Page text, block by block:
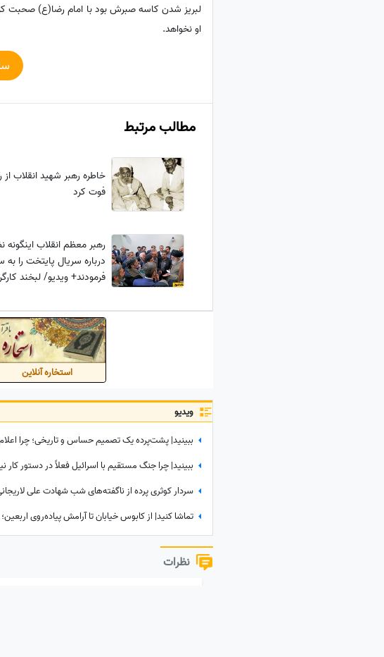
لبریز شدن کاسه صبرش بود با امام رضا(ع) صحبت
او نخواهد.
مطالب مرتبط
خاطره رهبر شهید انقلاب
فوت کرد
رهبر معظم انقلاب
درباره سریال پایتخت را
فرمودند+ ویدیو/ لبخند
استخاره آنلاین
ویدیو
ببینید| چرا جنگ مستقیم با اسرائیل فعلاً در دستور
نظرات